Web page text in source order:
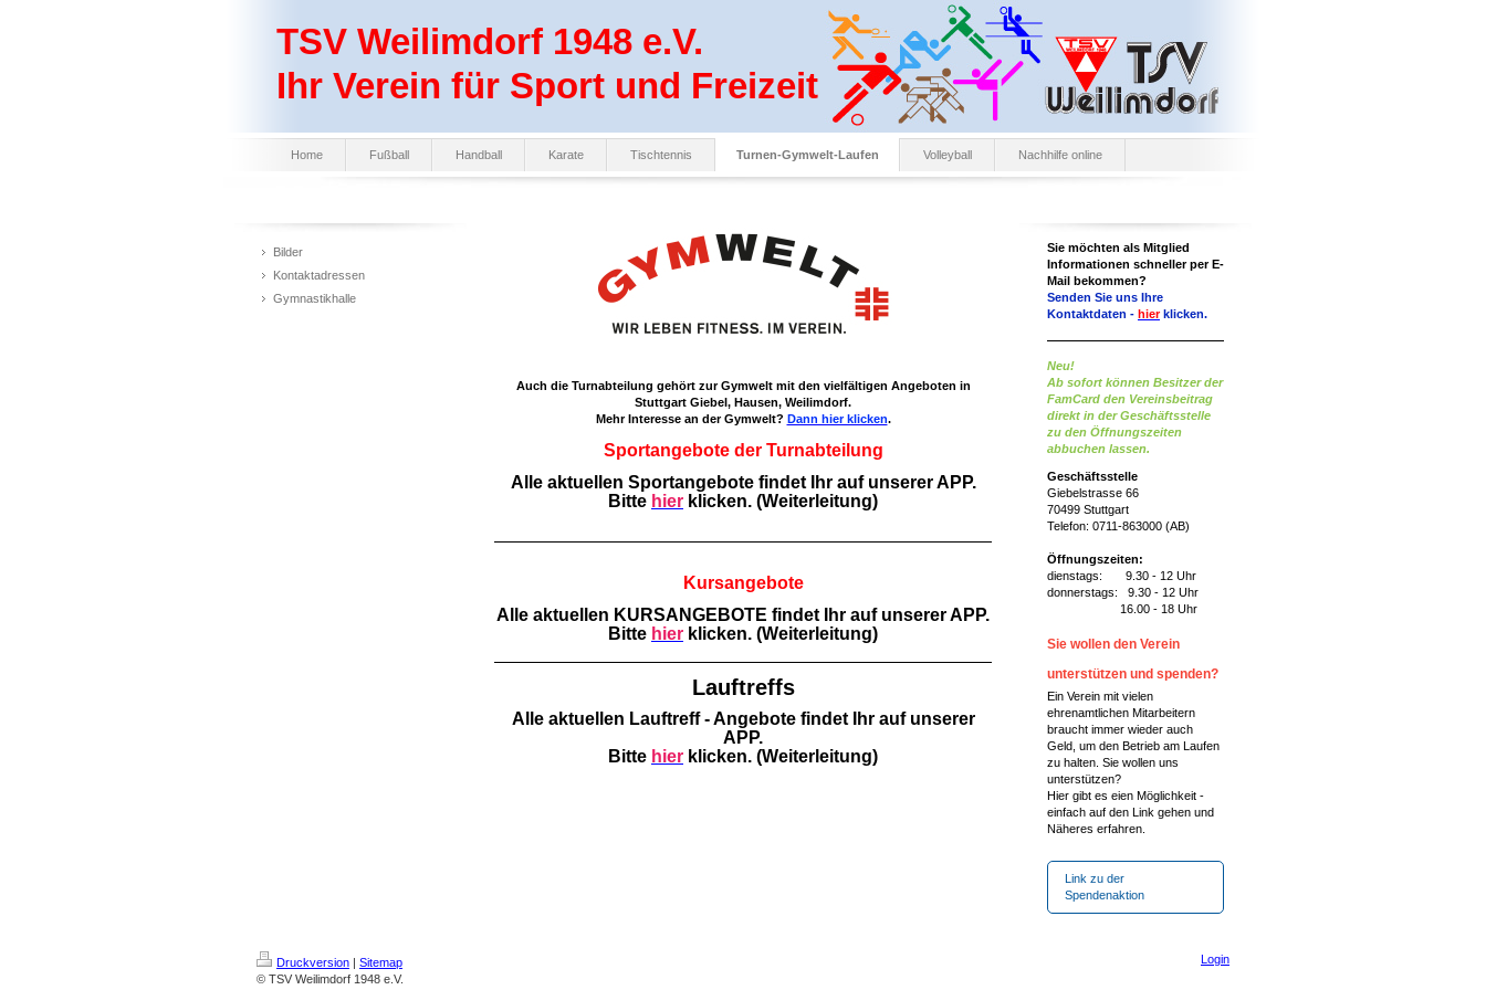
TSV Weilimdorf 1948 e.V.
Ihr Verein für Sport und Freizeit
Home Fußball Handball Karate Tischtennis Turnen-Gymwelt-Laufen Volleyball Nachhilfe online
Bilder
Kontaktadressen
Gymnastikhalle
Auch die Turnabteilung gehört zur Gymwelt mit den vielfältigen Angeboten in
Stuttgart Giebel, Hausen, Weilimdorf.
Mehr Interesse an der Gymwelt? Dann hier klicken.
Sportangebote der Turnabteilung
Alle aktuellen Sportangebote findet Ihr auf unserer APP.
Bitte hier klicken. (Weiterleitung)
Kursangebote
Alle aktuellen KURSANGEBOTE findet Ihr auf unserer APP.
Bitte hier klicken. (Weiterleitung)
Lauftreffs
Alle aktuellen Lauftreff - Angebote findet Ihr auf unserer
APP.
Bitte hier klicken. (Weiterleitung)
Sie möchten als Mitglied
Informationen schneller per E-
Mail bekommen?
Senden Sie uns Ihre
Kontaktdaten - hierklicken.
Neu!
Ab sofort können Besitzer der
FamCard den Vereinsbeitrag
direkt in der Geschäftsstelle
zu den Öffnungszeiten
abbuchen lassen.
Geschäftsstelle
Giebelstrasse 66
70499 Stuttgart
Telefon: 0711-863000 (AB)
Öffnungszeiten:
dienstags: 9.30 - 12 Uhr
donnerstags: 9.30 - 12 Uhr
16.00 - 18 Uhr
Sie wollen den Verein
unterstützen und spenden?
Ein Verein mit vielen
ehrenamtlichen Mitarbeitern
braucht immer wieder auch
Geld, um den Betrieb am Laufen
zu halten. Sie wollen uns
unterstützen?
Hier gibt es eien Möglichkeit -
einfach auf den Link gehen und
Näheres erfahren.
Link zu der
Spendenaktion
Druckversion | Sitemap
© TSV Weilimdorf 1948 e.V.
Login